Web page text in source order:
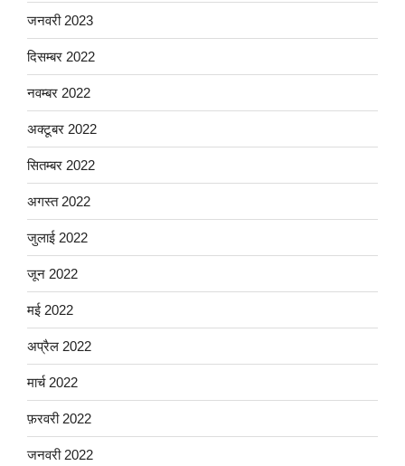
जनवरी 2023
दिसम्बर 2022
नवम्बर 2022
अक्टूबर 2022
सितम्बर 2022
अगस्त 2022
जुलाई 2022
जून 2022
मई 2022
अप्रैल 2022
मार्च 2022
फ़रवरी 2022
जनवरी 2022